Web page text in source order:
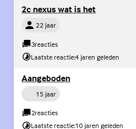
2c nexus wat is het
Persoon22 jaar
3reacties
Laatste reactie:4 jaren geleden
Aangeboden
Persoon15 jaar
2reacties
Laatste reactie:10 jaren geleden